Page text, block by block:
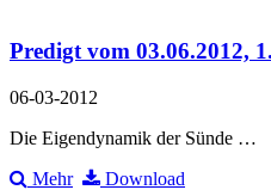
Predigt vom 03.06.2012,
06-03-2012
Die Eigendynamik der Sünde …
Mehr
Download